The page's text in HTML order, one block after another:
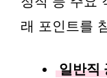
래 포인트를
일반직